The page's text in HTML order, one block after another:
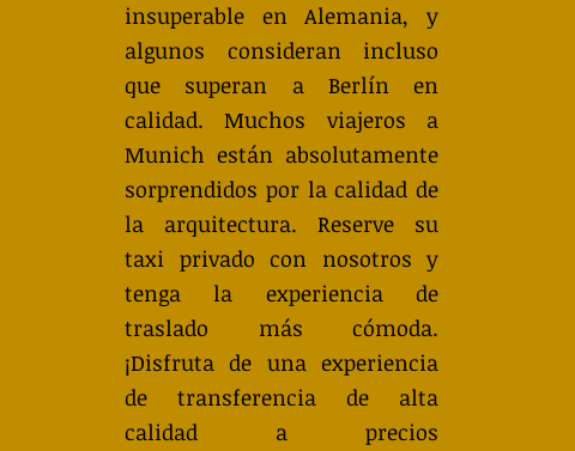
insuperable en Alemania, y
algunos consideran incluso
que superan a Berlín en
calidad. Muchos viajeros a
Munich están absolutamente
sorprendidos por la calidad de
la arquitectura. Reserve su
taxi privado con nosotros y
tenga la experiencia de
traslado más cómoda.
¡Disfruta de una experiencia
de transferencia de alta
calidad a precios